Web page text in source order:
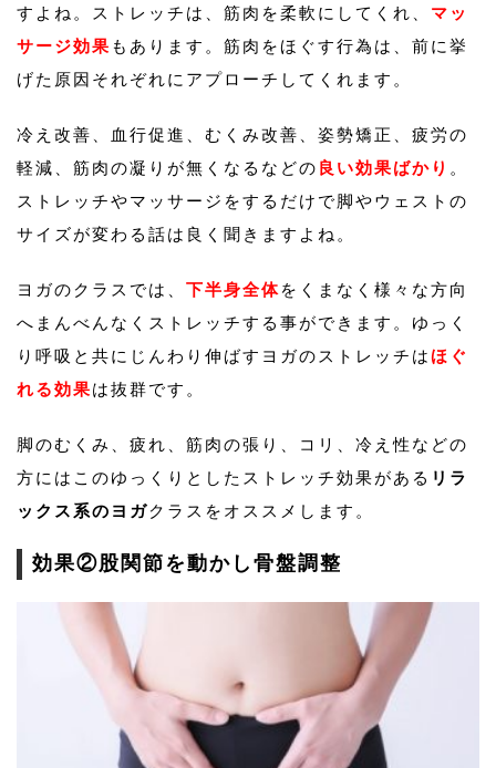
すよね。ストレッチは、筋肉を柔軟にしてくれ、 マッ
サージ効果 もあります。筋肉をほぐす行為は、前に挙
げた原因それぞれにアプローチしてくれます。
冷え改善、血行促進、むくみ改善、姿勢矯正、疲労の
軽減、筋肉の凝りが無くなるなどの 良い効果ばかり 。
ストレッチやマッサージをするだけで脚やウェストの
サイズが変わる話は良く聞きますよね。
ヨガのクラスでは、 下半身全体をくまなく様々な方向
へまんべんなくストレッチする事ができます。ゆっく
り呼吸と共にじんわり伸ばすヨガのストレッチはほぐ
れる効果は抜群です。
脚のむくみ、疲れ、筋肉の張り、コリ、冷え性などの
方にはこのゆっくりとしたストレッチ効果がある リラ
ックス系のヨガクラスをオススメします。
効果②股関節を動かし骨盤調整